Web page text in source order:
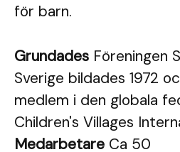
för barn.
Grundades Föreningen
Sverige bildades 1972
medlem i den globala
Children's Villages
Medarbetare Ca 50